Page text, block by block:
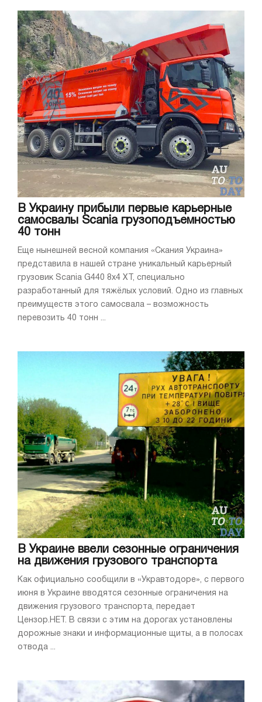
В Украину прибыли первые карьерные
самосвалы Scania грузоподъемностью
40 тонн
Еще нынешней весной компания «Скания Украина»
представила в нашей стране уникальный карьерный
грузовик Scania G440 8x4 XT, специально
разработанный для тяжёлых условий. Одно из главных
преимуществ этого самосвала – возможность
перевозить 40 тонн ...
В Украине ввели сезонные ограничения
на движения грузового транспорта
Как официально сообщили в «Укравтодоре», с первого
июня в Украине вводятся сезонные ограничения на
движения грузового транспорта, передает
Цензор.НЕТ. В связи с этим на дорогах установлены
дорожные знаки и информационные щиты, а в полосах
отвода ...